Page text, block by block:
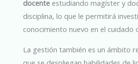
docente estudiando magíster y
disciplina, lo que le permitirá
conocimiento nuevo en el cuidado
La gestión también es un ámbito